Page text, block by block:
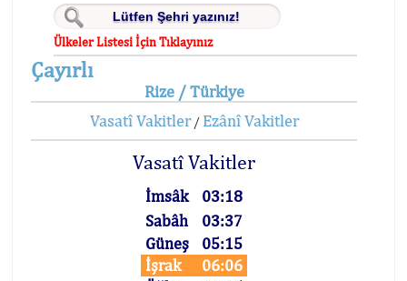
Ülkeler Listesi İçin Tıklayınız
Çayırlı
Rize / Türkiye
Vasatî Vakitler/ Ezânî Vakitler
Vasatî Vakitler
İmsâk
03:18
Sabâh
03:37
Güneş
05:15
İşrak
06:06